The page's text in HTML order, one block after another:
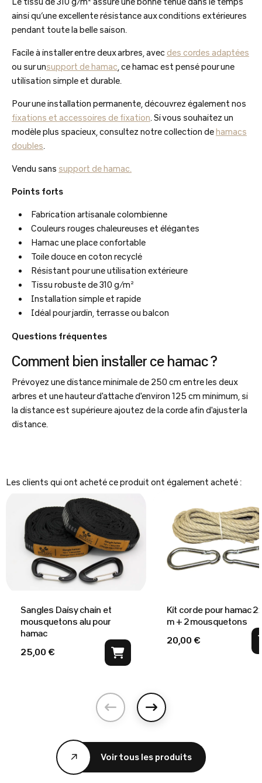
ainsi qu’une excellente résistance aux conditions extérieures
pendant toute la belle saison.
Facile à installer entre deux arbres, avec des cordes adaptées
ou sur unsupport de hamac , ce hamac est pensé pour une
utilisation simple et durable.
Pour une installation permanente, découvrez également nos
fixations et accessoires de fixation. Si vous souhaitez un
modèle plus spacieux, consultez notre collection dehamacs
doubles.
Vendu sans support de hamac.
Points forts
Fabrication artisanale colombienne
Couleurs rouges chaleureuses et élégantes
Hamac une place confortable
Toile douce en coton recyclé
Résistant pour une utilisation extérieure
Tissu robuste de 310 g/m²
Installation simple et rapide
Idéal pour jardin, terrasse ou balcon
Questions fréquentes
Comment bien installer ce hamac ?
Prévoyez une distance minimale de 250 cm entre les deux
arbres et une hauteur d'attache d'environ 125 cm minimum, si
la distance est supérieure ajoutez de la corde afin d'ajuster la
distance.
Les clients qui ont acheté ce produit ont également acheté :
Sangles Daisy chain et
mousquetons alu pour
hamac
25,00 €
Kit corde pour hamac 2
m + 2 mousquetons
20,00 €
Voir tous les produits
Précédent
Suivant